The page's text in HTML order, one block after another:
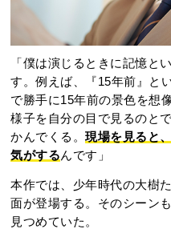
「僕は演じるときに記憶と
す。例えば、『15年前』と
で勝手に15年前の景色を想
様子を自分の目で見るのと
かんでくる。 現場を見ると
気がするんです」
本作では、少年時代の大樹
面が登場する。そのシーン
見つめていた。